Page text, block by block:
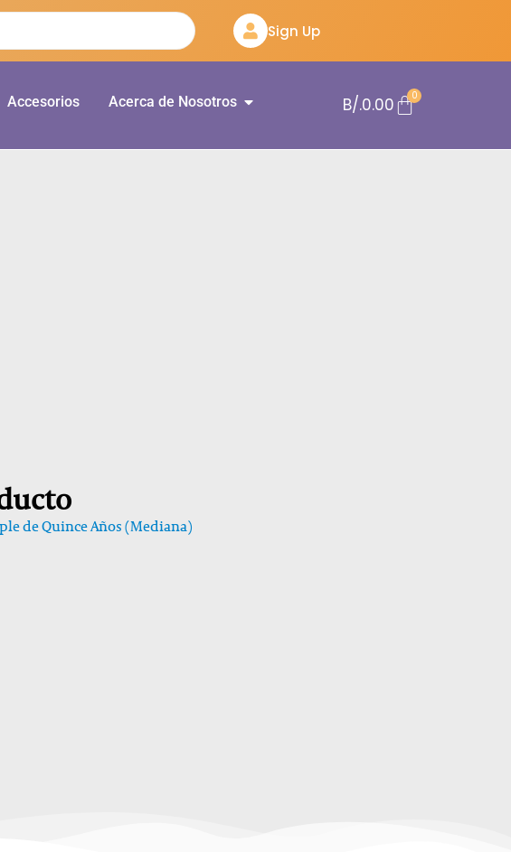
Sign Up
B/.0.00 0
Accesorios Acerca de Nosotros
de Quince Años (Mediana)